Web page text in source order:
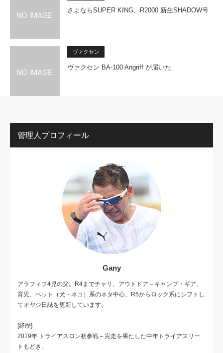
さよならSUPER KING、R2000 新生SHADOW号
ヴァクセン
ヴァクセン BA-100 Angriff が届いた
管理人プロフィール
Gany
アラフィフ4児の父。R4までチャリ、アウトドア～キャンプ・ギア、
育児、ペット（犬・ネコ）系のネタ中心、R5からロック系にシフトし
てオヤジ日誌を更新しています。
[経歴]
2019年 トライアスロン初参戦～完走を果たした中年トライアスリー
トもどき。